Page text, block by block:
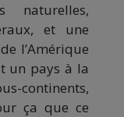
naturelles,
et une
l’Amérique
un pays à la
continents,
ça que ce